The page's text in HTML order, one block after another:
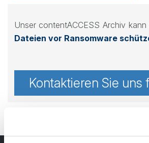
Unser contentACCESS Archiv kann
Dateien vor Ransomware
Kontaktieren Sie uns